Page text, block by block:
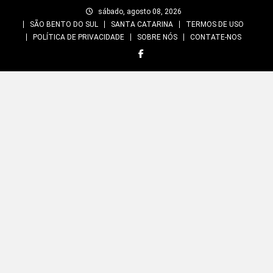
sábado, agosto 08, 2026
SÃO BENTO DO SUL
SANTA CATARINA
TERMOS DE USO
POLÍTICA DE PRIVACIDADE
SOBRE NÓS CONTATE-NOS